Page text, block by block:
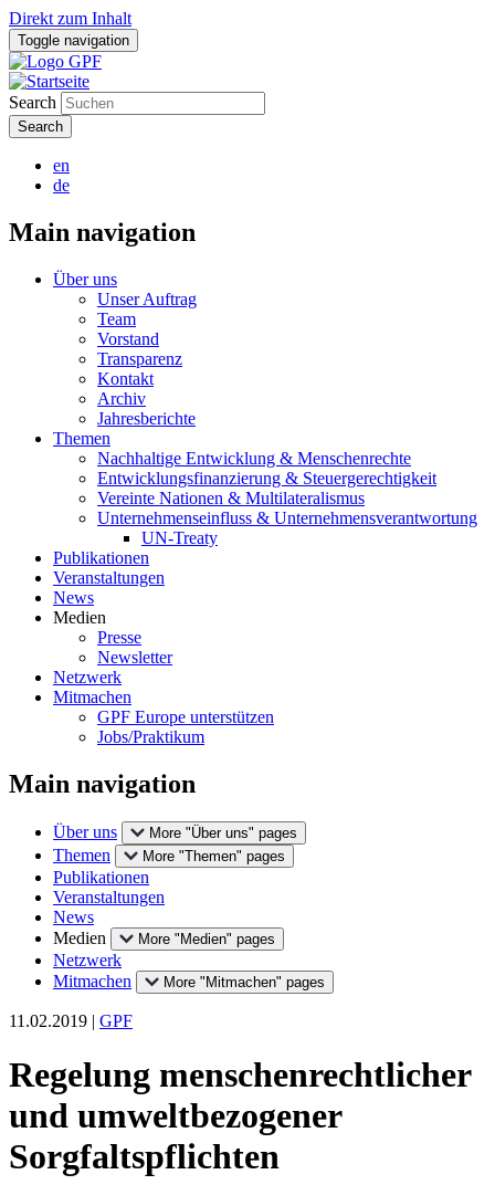
Direkt zum Inhalt
Toggle navigation
Search
en
de
Main navigation
Über uns
Unser Auftrag
Team
Vorstand
Transparenz
Kontakt
Archiv
Jahresberichte
Themen
Nachhaltige Entwicklung & Menschenrechte
Entwicklungsfinanzierung & Steuergerechtigkeit
Vereinte Nationen & Multilateralismus
Unternehmenseinfluss & Unternehmensverantwortung
UN-Treaty
Publikationen
Veranstaltungen
News
Medien
Presse
Newsletter
Netzwerk
Mitmachen
GPF Europe unterstützen
Jobs/Praktikum
Main navigation
Über uns More "Über uns" pages
Themen More "Themen" pages
Publikationen
Veranstaltungen
News
Medien
More "Medien" pages
Netzwerk
Mitmachen
More "Mitmachen" pages
11.02.2019 | GPF
Regelung menschenrechtlicher
und umweltbezogener
Sorgfaltspflichten